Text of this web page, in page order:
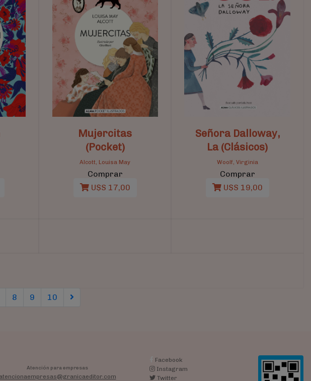
Mujercitas
(Pocket)
Alcott, Louisa May
Comprar
U$S 17,00
Señora Dalloway,
La (Clásicos)
Woolf, Virginia
Comprar
U$S 19,00
8(current)
9(current)
10(current)
Atención para empresas
atencionaempresas@granicaeditor.com
Facebook
Instagram
Twitter